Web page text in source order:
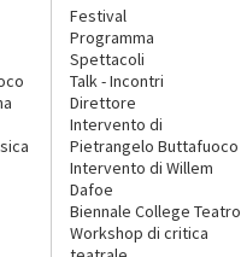
Festival
Programma
Spettacoli
Talk - Incontri
Direttore
Intervento di
Pietrangelo Buttafuoco
Intervento di Willem
Dafoe
Biennale College Teatro
Workshop di critica